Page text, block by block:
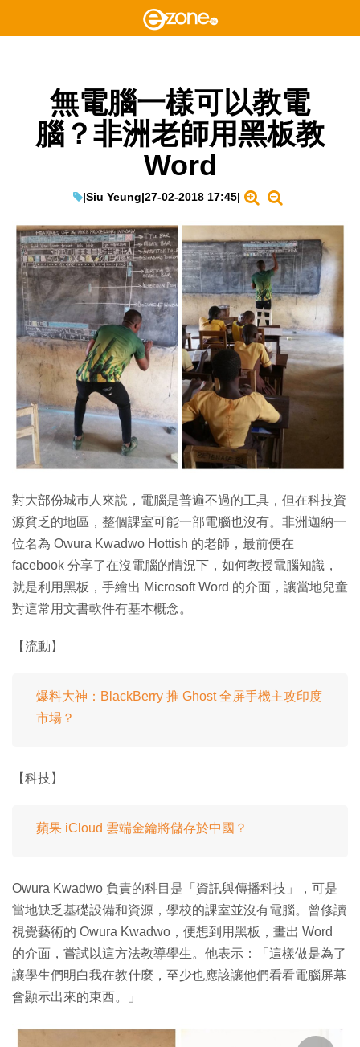
無電腦一樣可以教電
腦？非洲老師用黑板教
Word
|Siu Yeung|27-02-2018 17:45|
對大部份城巿人來說，電腦是普遍不過的工具，但在科技資
源貧乏的地區，整個課室可能一部電腦也沒有。非洲迦納一
位名為 Owura Kwadwo Hottish 的老師，最前便在
facebook 分享了在沒電腦的情況下，如何教授電腦知識，
就是利用黑板，手繪出 Microsoft Word 的介面，讓當地兒童
對這常用文書軟件有基本概念。
【流動】
爆料大神：BlackBerry 推 Ghost 全屏手機主攻印度
市場？
【科技】
蘋果 iCloud 雲端金鑰將儲存於中國？
Owura Kwadwo 負責的科目是「資訊與傳播科技」，可是
當地缺乏基礎設備和資源，學校的課室並沒有電腦。曾修讀
視覺藝術的 Owura Kwadwo，便想到用黑板，畫出 Word
的介面，嘗試以這方法教導學生。他表示：「這樣做是為了
讓學生們明白我在教什麼，至少也應該讓他們看看電腦屏幕
會顯示出來的東西。」